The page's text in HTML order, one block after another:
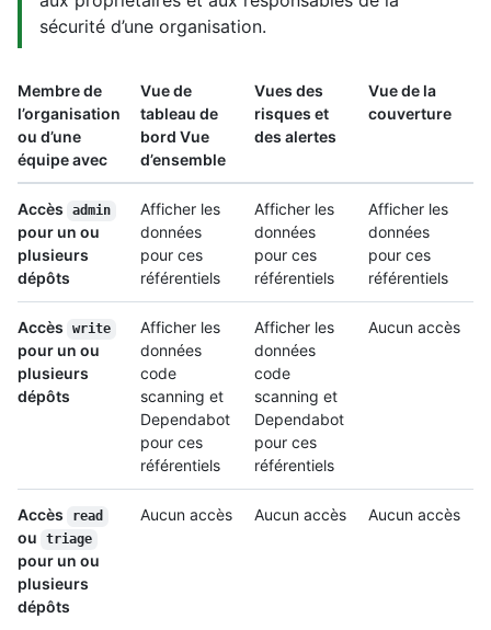
sécurité d’une organisation.
Membre de
l’organisation
ou d’une
équipe avec
Vue de
tableau de
bord Vue
d’ensemble
Vues des
risques et
des alertes
Vue de la
couverture
Accès admin
pour un ou
plusieurs
dépôts
Afficher les
données
pour ces
référentiels
Afficher les
données
pour ces
référentiels
Afficher les
données
pour ces
référentiels
Accès write
pour un ou
plusieurs
dépôts
Afficher les
données
code
scanning et
Dependabot
pour ces
référentiels
Afficher les
données
code
scanning et
Dependabot
pour ces
référentiels
Aucun accès
Accès read
ou triage
pour un ou
plusieurs
dépôts
Aucun accès Aucun accès Aucun accès